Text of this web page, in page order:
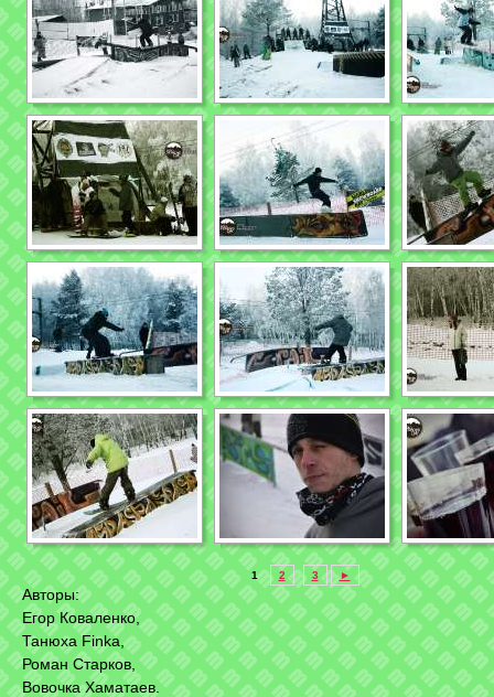
1 2 3 ►
Авторы:
Егор Коваленко,
Танюха Finka,
Роман Старков,
Вовочка Хаматаев.